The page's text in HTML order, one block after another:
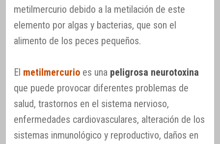
metilmercurio debido a la metilación de este
elemento por algas y bacterias, que son el
alimento de los peces pequeños.
El metilmercurio es una peligrosa neurotoxina
que puede provocar diferentes problemas de
salud, trastornos en el sistema nervioso,
enfermedades cardiovasculares, alteración de los
sistemas inmunológico y reproductivo, daños en